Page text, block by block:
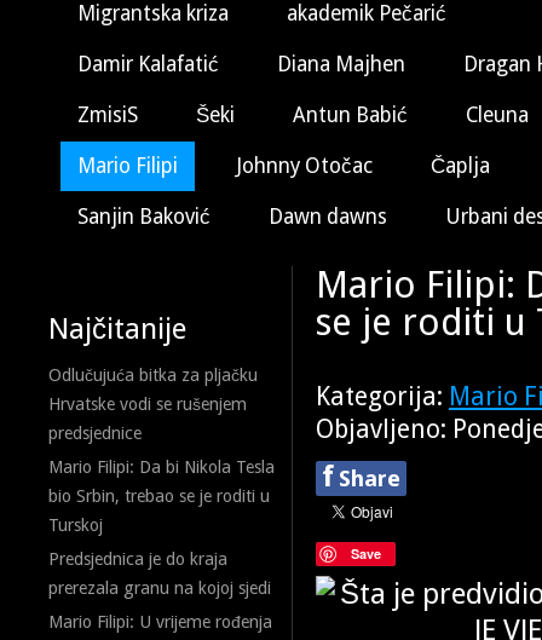
Migrantska kriza akademik Pečarić
Damir Kalafatić Diana Majhen Dragan
ZmisiS Šeki Antun Babić Cleuna
Mario Filipi Johnny Otočac Čaplja
Sanjin Baković Dawn dawns Urbani
Najčitanije
Odlučujuća bitka za pljačku
Hrvatske vodi se rušenjem
predsjednice
Mario Filipi: Da bi Nikola Tesla
bio Srbin, trebao se je roditi u
Turskoj
Predsjednica je do kraja
prerezala granu na kojoj sjedi
Mario Filipi: U vrijeme rođenja
Mario Filipi:
se je roditi u
Kategorija: Mario
Objavljeno:
f Share
Save